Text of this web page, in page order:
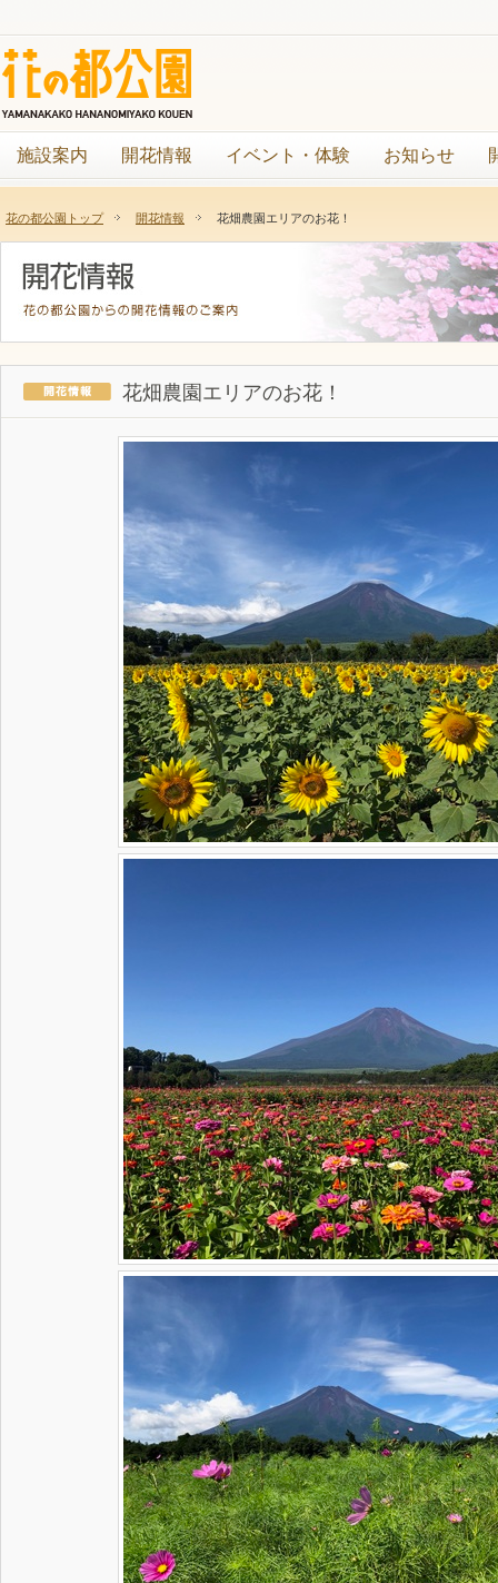
施設案内 開花情報 イベント・体験 お知らせ
花の都公園トップ 開花情報 花畑農園エリアのお花！
花畑農園エリアのお花！